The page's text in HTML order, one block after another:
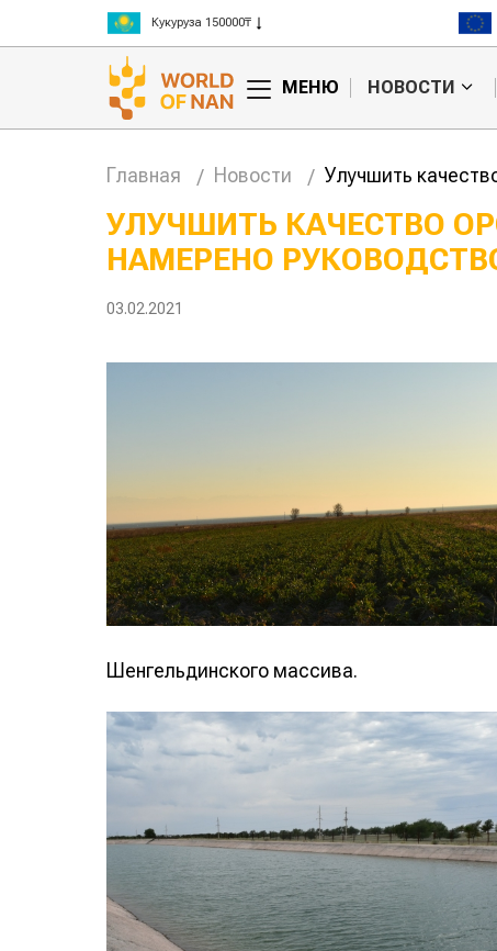
Рис 300000₸
Пшеница 3 класс 125000₸
МЕНЮ НОВОСТИ
Главная Новости Улучшить
УЛУЧШИТЬ КАЧЕСТВО
НАМЕРЕНО
03.02.2021
Шенгельдинского массива.
Жара в Китае может
Казахстанское
сельхозсырье